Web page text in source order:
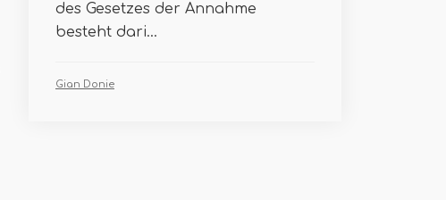
des Gesetzes der Annahme
besteht dari...
Gian Donie